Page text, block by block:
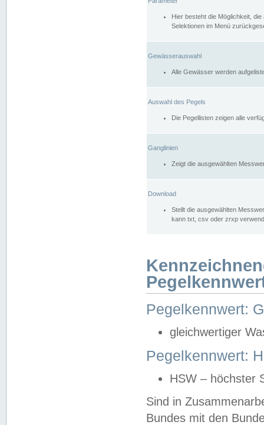
Hier besteht die Möglichkeit,
Selektionen im Menü
Gewässerauswahl
Alle Gewässer werden
Auswahl des Pegels
Die Pegellisten zeigen alle
Ganglinien
Zeigt die ausgewählten
Download
Stellt die ausgewählten
kann txt, csv oder zrxp
Pegelkennwert:
gleichwertiger
Pegelkennwert:
HSW – höchster
Sind in
Bundes mit den